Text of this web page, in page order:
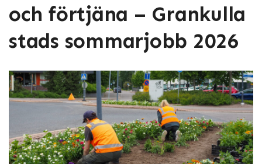
och förtjäna – Grankulla
stads sommarjobb 2026